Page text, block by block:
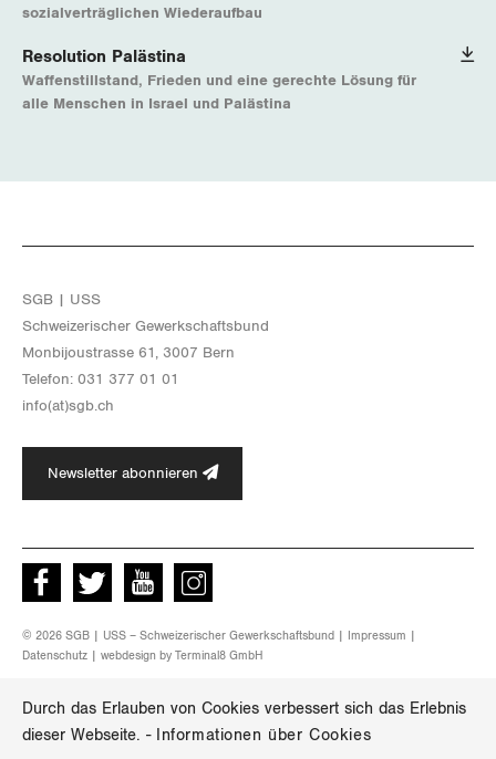
Durch das Erlauben von Cookies verbessert sich das Erlebnis
dieser Webseite. - Informationen über Cookies
sozialverträglichen Wiederaufbau
Resolution Palästina
Waffenstillstand, Frieden und eine gerechte Lösung für
alle Menschen in Israel und Palästina
SGB | USS
Schwei­ze­ri­scher Ge­werk­schafts­bund
Mon­bi­joustras­se 61, 3007 Bern
Te­le­fon: 031 377 01 01
info(at)​sgb.​ch
Newsletter abonnieren
Facebook Twitter Youtube instagram
© 2026 SGB | USS – Schweizerischer Gewerkschaftsbund | Impressum
Datenschutz | webdesign by Terminal8 GmbH